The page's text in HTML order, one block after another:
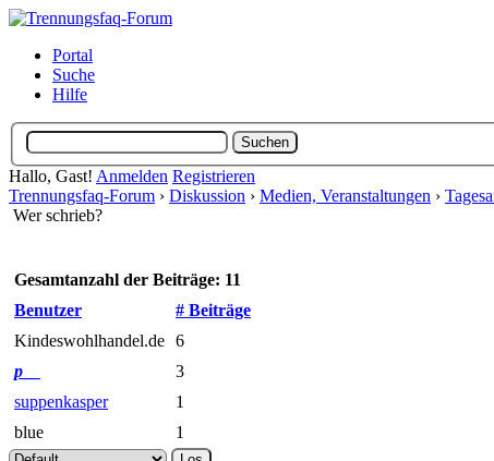
Portal
Suche
Hilfe
Hallo, Gast! Anmelden Registrieren
Trennungsfaq-Forum › Diskussion › Medien, Veranstaltungen ›
Wer schrieb?
Gesamtanzahl der Beiträge: 11
Benutzer
# Beiträge
Kindeswohlhandel.de 6
p__
3
suppenkasper
1
blue
1